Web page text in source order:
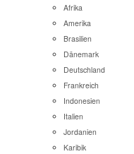
Afrika
Amerika
Brasilien
Dänemark
Deutschland
Frankreich
Indonesien
Italien
Jordanien
Karibik